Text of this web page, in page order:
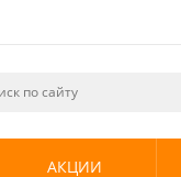
и
использования.
.
АКЦИИ